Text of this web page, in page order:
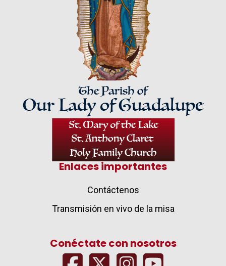
Enlaces importantes
Contáctenos
Transmisión en vivo de la misa
Conéctate con nosotros